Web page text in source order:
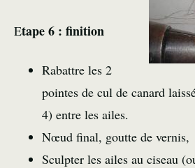
Etape 6 : finition
Rabattre les 2
pointes de cul de canard
4) entre les ailes.
Nœud final, goutte de vernis,
Sculpter les ailes au ciseau